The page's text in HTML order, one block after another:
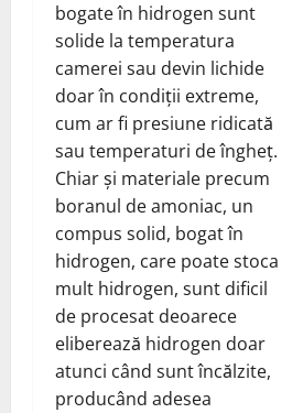
bogate în hidrogen sunt
solide la temperatura
camerei sau devin lichide
doar în condiții extreme,
cum ar fi presiune ridicată
sau temperaturi de îngheț.
Chiar și materiale precum
boranul de amoniac, un
compus solid, bogat în
hidrogen, care poate stoca
mult hidrogen, sunt dificil
de procesat deoarece
eliberează hidrogen doar
atunci când sunt încălzite,
producând adesea